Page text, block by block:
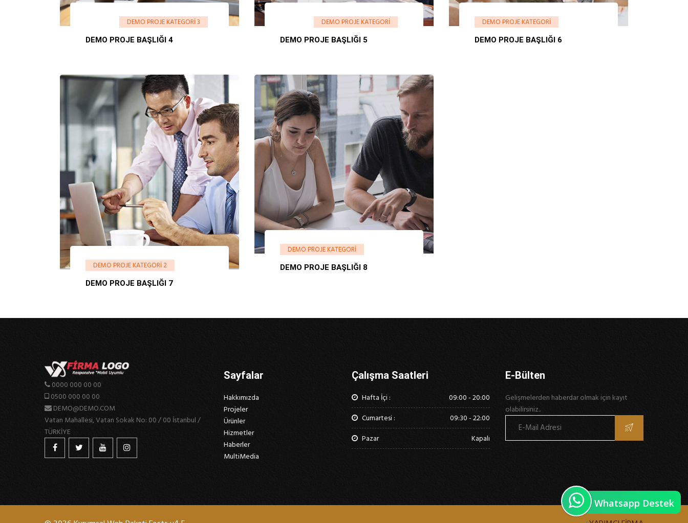
DEMO PROJE KATEGORI 3
DEMO PROJE BAŞLIĞI 4
DEMO PROJE KATEGORI
DEMO PROJE BAŞLIĞI 5
DEMO PROJE KATEGORI
DEMO PROJE BAŞLIĞI 6
DEMO PROJE KATEGORI 2
DEMO PROJE BAŞLIĞI 7
DEMO PROJE KATEGORI
DEMO PROJE BAŞLIĞI 8
Whatsapp Destek
0000 000 00 00
0500 000 00 00
DEMO@DEMO.COM
Vatan Mahallesi, Vatan Sokak No: 00 / 00 İstanbul /
TÜRKİYE
Sayfalar
Hakkımızda
Projeler
Ürünler
Hizmetler
Haberler
MultiMedia
Çalışma Saatleri
Hafta İçi :
09:00 - 20:00
Cumartesi :
09:30 - 22:00
Pazar
Kapalı
E-Bülten
Gelişmelerden haberdar olmak için kayıt
olabilirsiniz..